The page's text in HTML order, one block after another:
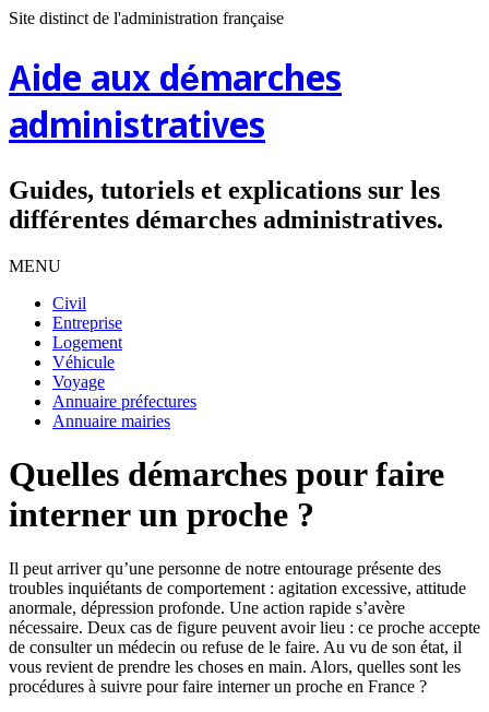
Site distinct de l'administration française
Aide aux démarches
administratives
Guides, tutoriels et explications sur les
différentes démarches administratives.
MENU
Civil
Entreprise
Logement
Véhicule
Voyage
Annuaire préfectures
Annuaire mairies
Quelles démarches pour faire
interner un proche ?
Il peut arriver qu’une personne de notre entourage présente des
troubles inquiétants de comportement : agitation excessive, attitude
anormale, dépression profonde. Une action rapide s’avère
nécessaire. Deux cas de figure peuvent avoir lieu : ce proche accepte
de consulter un médecin ou refuse de le faire. Au vu de son état, il
vous revient de prendre les choses en main. Alors, quelles sont les
procédures à suivre pour faire interner un proche en France ?